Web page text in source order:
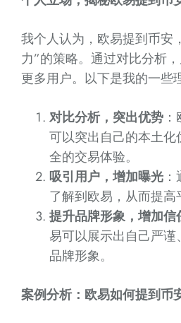
我个人认为，欧易提到币安
力”的策略。通过对比分析
更多用户。以下是我的一些
对比分析，突出优势
可以突出自己的本土
全的交易体验。
吸引用户，增加曝光
了解到欧易，从而提高
提升品牌形象，增加信
易可以展示出自己严
品牌形象。
案例分析：欧易如何提到币